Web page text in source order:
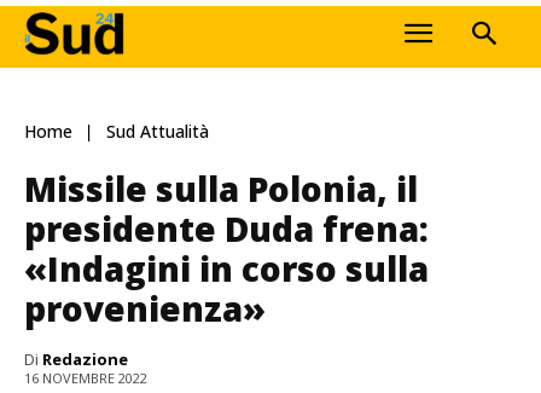
Home Sud Attualità
Missile sulla Polonia, il
presidente Duda frena:
«Indagini in corso sulla
provenienza»
Di Redazione
16 NOVEMBRE 2022